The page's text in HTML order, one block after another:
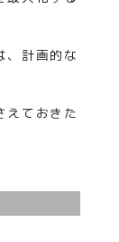
、計画的な
えておきた